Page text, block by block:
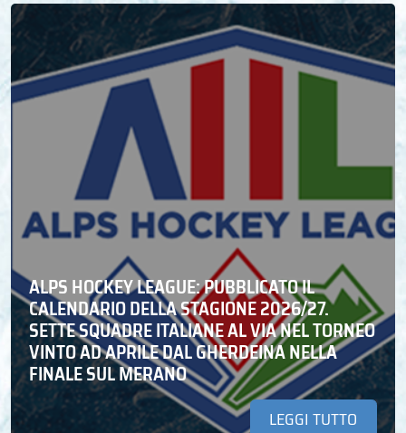
ALPS HOCKEY LEAGUE: PUBBLICATO IL
CALENDARIO DELLA STAGIONE 2026/27.
SETTE SQUADRE ITALIANE AL VIA NEL TORNEO
VINTO AD APRILE DAL GHERDEINA NELLA
FINALE SUL MERANO
LEGGI TUTTO